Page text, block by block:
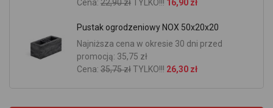
Cena: 22,90 zł TYLKO!!! 16,90 zł
Pustak ogrodzeniowy NOX 50x20x20
Najniższa cena w okresie 30 dni przed
promocją: 35,75 zł
Cena: 35,75 złTYLKO!!! 26,30 zł